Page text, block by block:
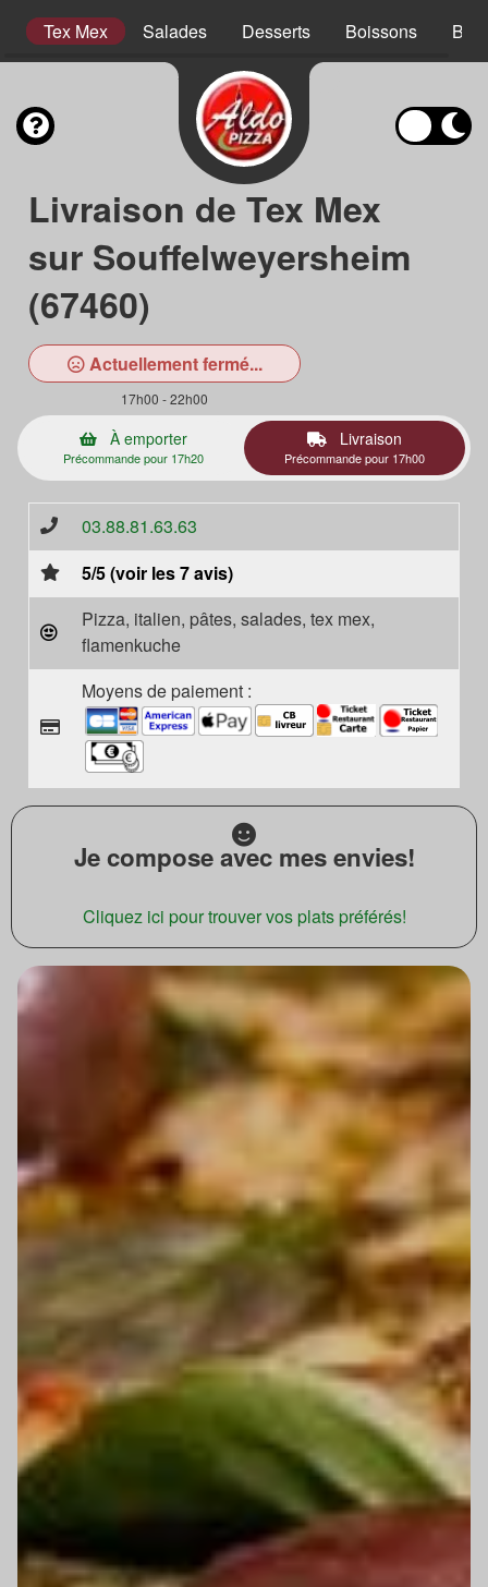
Tex Mex Salades Desserts Boissons
Livraison de Tex Mex
sur Souffelweyersheim
(67460)
Actuellement fermé...
17h00 - 22h00
À emporter
Précommande pour 17h20
Livraison
Précommande pour 17h00
03.88.81.63.63
5/5 (voir les 7 avis)
Pizza, italien, pâtes, salades, tex mex,
flamenkuche
Moyens de paiement :
Je compose avec mes envies!
Cliquez ici pour trouver vos plats préférés!